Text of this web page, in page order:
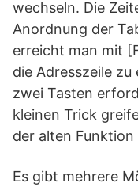
wechseln. Die
Anordnung der
erreicht man mit
die Adresszeile
zwei Tasten
kleinen Trick
der alten Funktion
Es gibt mehrere